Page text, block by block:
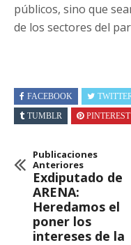
públicos, sino que
de los sectores del
FACEBOOK
TUMBLR
PINTEREST
Publicaciones
Anteriores
Exdiputado de
ARENA:
Heredamos el
poner los
intereses de la